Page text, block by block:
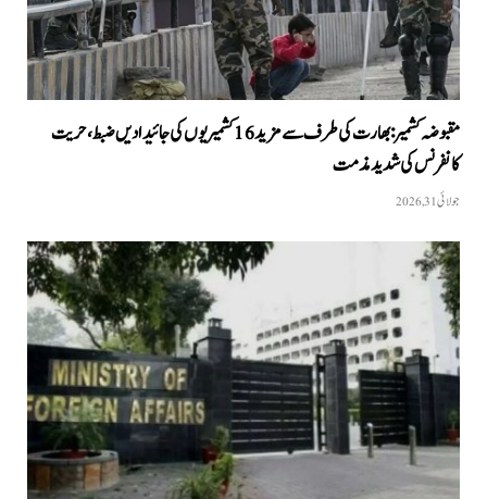
مقبوضہ کشمیر: بھارت کی طرف سے مزید 16 کشمیریوں کی جائیدادیں ضبط، حریت
کانفرنس کی شدید مذمت
جولائی 31, 2026